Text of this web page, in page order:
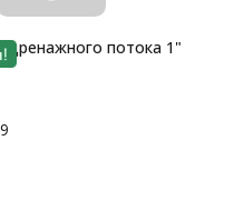
дренажного потока 1"